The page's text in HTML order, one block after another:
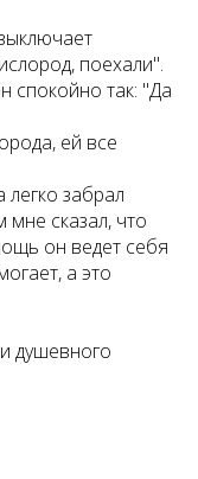
поехали".
спокойно так: "Да
ей все
забрал
сказал, что
он ведет себя
а это
душевного